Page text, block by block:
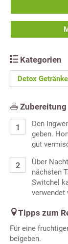
Kategorien
Detox Getränke
Zubereitung
Den
geben.
gut
Über
nächsten
Switchel
verwendet
Tipps zum
Für eine
beigeben.